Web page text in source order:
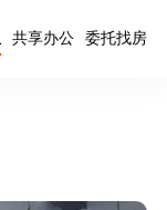
共享办公 委托找房